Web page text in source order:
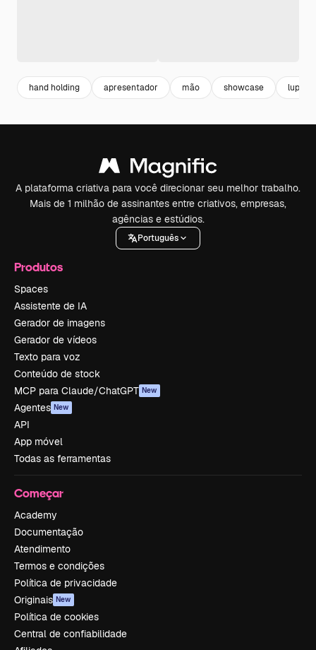
hand holding apresentador mão showcase lupa
A plataforma criativa para você direcionar seu melhor trabalho.
Mais de 1 milhão de assinantes entre criativos, empresas,
agências e estúdios.
Português
Produtos
Spaces
Assistente de IA
Gerador de imagens
Gerador de vídeos
Texto para voz
Conteúdo de stock
MCP para Claude/ChatGPT New
Agentes New
API
App móvel
Todas as ferramentas
Começar
Academy
Documentação
Atendimento
Termos e condições
Política de privacidade
Originais New
Política de cookies
Central de confiabilidade